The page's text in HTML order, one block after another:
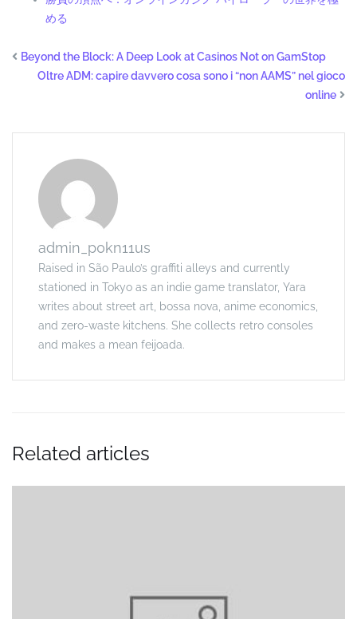
める
Beyond the Block: A Deep Look at Casinos Not on GamStop
Oltre ADM: capire davvero cosa sono i “non AAMS” nel gioco
online
admin_p0kn11us
Raised in São Paulo’s graffiti alleys and currently
stationed in Tokyo as an indie game translator, Yara
writes about street art, bossa nova, anime economics,
and zero-waste kitchens. She collects retro consoles
and makes a mean feijoada.
Related articles